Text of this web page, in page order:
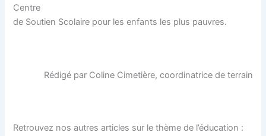
Centre
de Soutien Scolaire pour les enfants les plus pauvres.
Rédigé par Coline Cimetière, coordinatrice de terrain
Retrouvez nos autres articles sur le thème de l’éducation :